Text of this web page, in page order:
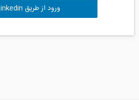
ورود از طریق Linkedin